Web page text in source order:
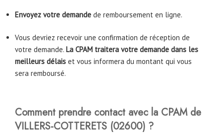
Envoyez votre demande de remboursement en ligne.
Vous devriez recevoir une confirmation de réception de
votre demande. La CPAM traitera votre demande dans les
meilleurs délais et vous informera du montant qui vous
sera remboursé.
Comment prendre contact avec la CPAM de
VILLERS-COTTERETS (02600) ?